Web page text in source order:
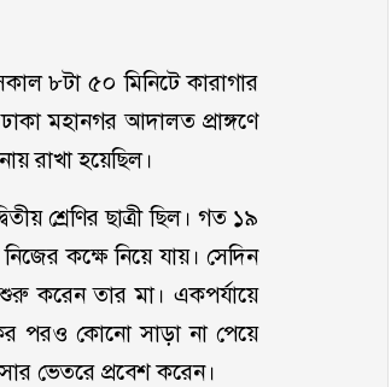
৮টা ৫০ মিনিটে কারাগার
মহানগর আদালত প্রাঙ্গণে
রাখা হয়েছিল।
শ্রেণির ছাত্রী ছিল। গত ১৯
কক্ষে নিয়ে যায়। সেদিন
করেন তার মা। একপর্যায়ে
পরও কোনো সাড়া না পেয়ে
ভেতরে প্রবেশ করেন।